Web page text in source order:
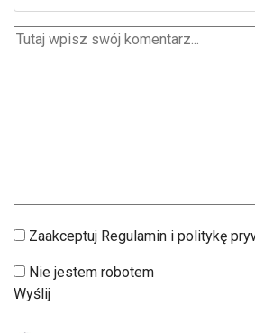
Zaakceptuj Regulamin i politykę
Nie jestem robotem
Wyślij